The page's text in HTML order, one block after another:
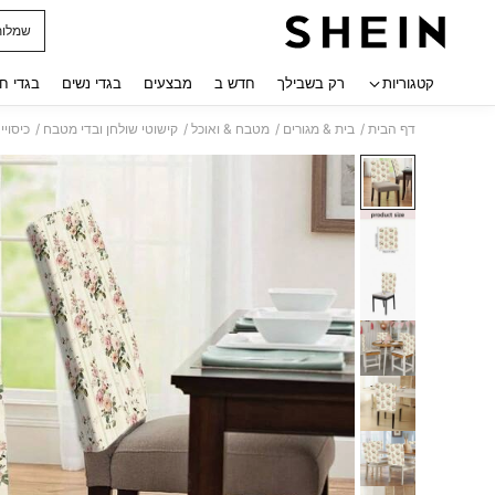
קטגוריות רק בשבילך חדש ב מבצעים בגדי נשים בגדי
דף הבית / בית & מגורים / מטבח & ואוכל / קישוטי שולחן ובדי מטבח /